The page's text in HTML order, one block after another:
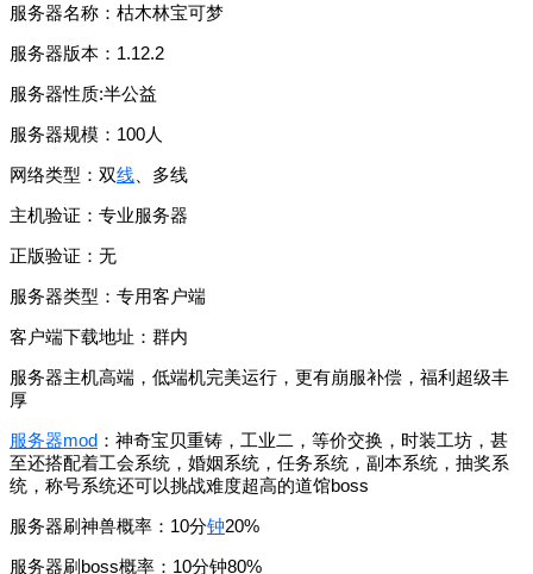
服务器名称：枯木林宝可梦
服务器版本：1.12.2
服务器性质:半公益
服务器规模：100人
网络类型：双线 、多线
主机验证：专业服务器
正版验证：无
服务器类型：专用客户端
客户端下载地址：群内
服务器主机高端，低端机完美运行，更有崩服补偿，福利超级丰
厚
服务器mod ：神奇宝贝重铸，工业二，等价交换，时装工坊，甚
至还搭配着工会系统，婚姻系统，任务系统，副本系统，抽奖系
统，称号系统还可以挑战难度超高的道馆boss
服务器刷神兽概率：10分钟20%
服务器刷boss概率：10分钟80%